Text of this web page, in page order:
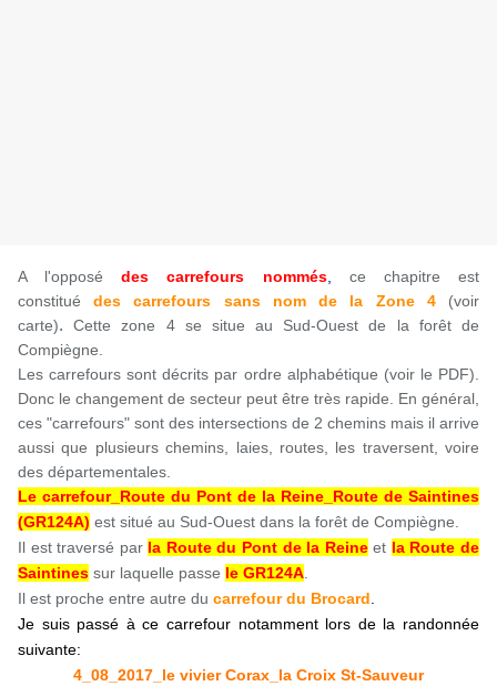
A l'opposé des carrefours nommés,
ce chapitre est
constituédes carrefours sans nomde la Zone 4
(voir
carte).
Cette zone 4 se situe au Sud-Ouest de la forêt de
Compiègne.
Les carrefours sont décrits par ordre alphabétique (voir le PDF).
Donc le changement de secteur peut être très rapide. En général,
ces "carrefours" sont des intersections de 2 chemins mais il arrive
aussi que plusieurs chemins, laies, routes, les traversent, voire
des départementales.
Le carrefour_Route du Pont de la Reine_Route de Saintines
(GR124A) est situé au Sud-Ouest dans la forêt de Compiègne.
Il est traversé par la Route du Pont de la Reineet la Route de
Saintines sur laquelle passe le GR124A
Il est proche entre autre du carrefour du Brocard
Je suis passé à ce carrefour notamment lors de la randonnée
suivante:
4_08_2017_le vivier Corax_la Croix St-Sauveur